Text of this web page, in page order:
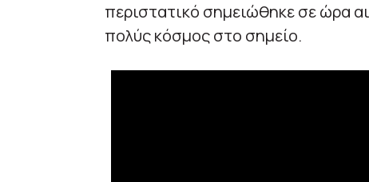
περιστατικό σημειώθηκε σε ώρα
πολύς κόσμος στο σημείο.